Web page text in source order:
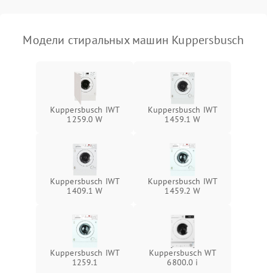
Модели стиральных машин Kuppersbusch
Kuppersbusch IWT
1259.0 W
Kuppersbusch IWT
1459.1 W
Kuppersbusch IWT
1409.1 W
Kuppersbusch IWT
1459.2 W
Kuppersbusch IWT
1259.1
Kuppersbusch WT
6800.0 i